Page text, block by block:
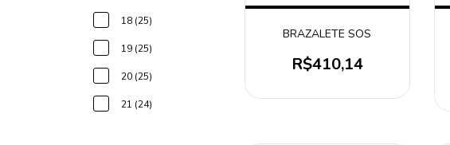
18 (25)
19 (25)
20 (25)
21 (24)
BRAZALETE SOS
R$410,14